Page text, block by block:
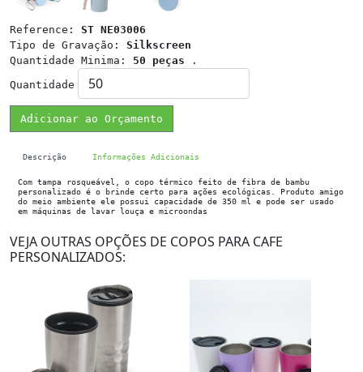
Reference: ST NE03006
Tipo de Gravação: Silkscreen
Quantidade Minima: 50 peças .
Quantidade
Adicionar ao Orçamento
Descrição Informações Adicionais
Com tampa rosqueável, o copo térmico feito de fibra de bambu
personalizado é o brinde certo para ações ecológicas. Produto amigo
do meio ambiente ele possui capacidade de 350 ml e pode ser usado
em máquinas de lavar louça e microondas
VEJA OUTRAS OPÇÕES DE COPOS PARA CAFE
PERSONALIZADOS: